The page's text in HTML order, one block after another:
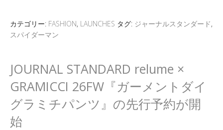
カテゴリー: FASHION, LAUNCHES タグ: ジャーナルスタンダード,
スパイダーマン
JOURNAL STANDARD relume ×
GRAMICCI 26FW『ガーメントダイ
グラミチパンツ』の先行予約が開
始